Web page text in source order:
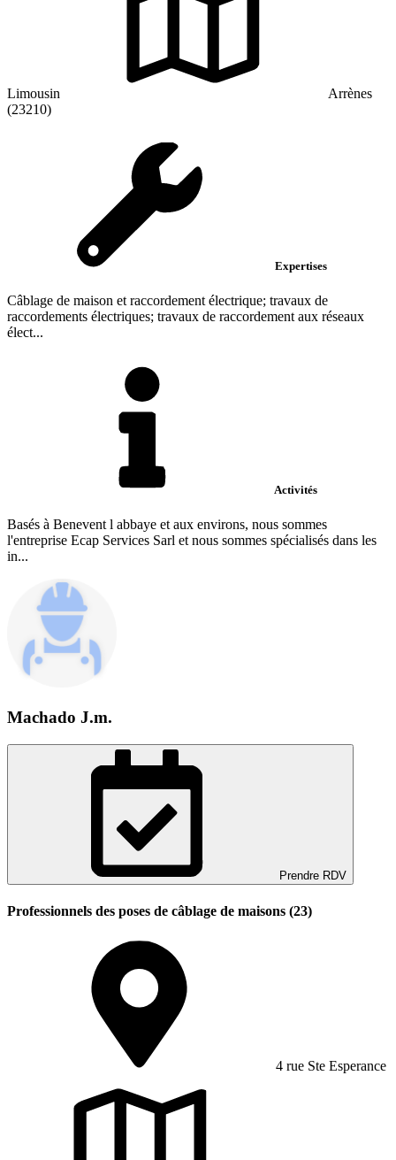
Limousin
Arrènes
(23210)
Expertises
Câblage de maison et raccordement électrique; travaux de
raccordements électriques; travaux de raccordement aux réseaux
élect...
Activités
Basés à Benevent l abbaye et aux environs, nous sommes
l'entreprise Ecap Services Sarl et nous sommes spécialisés dans les
in...
Machado J.m.
Prendre RDV
Professionnels des poses de câblage de maisons (23)
4 rue Ste Esperance